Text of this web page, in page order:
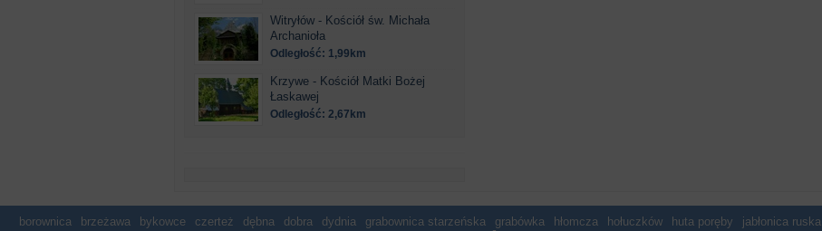
Witryłów - Kościół św. Michała
Archanioła
Odległość: 1,99km
Krzywe - Kościół Matki Bożej
Łaskawej
Odległość: 2,67km
borownica brzeżawa bykowce czerteż dębna dobra dydnia grabownica starzeńska grabówka hłomcza hołuczków huta poręby jabłonica ruska